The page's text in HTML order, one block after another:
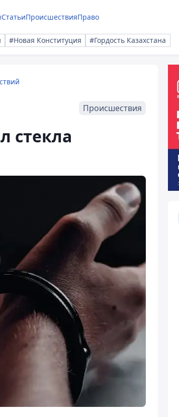
СтатьиПроисшествияПраво
#Новая Конституция #Гордость Казахстана
Происшествия
стекла